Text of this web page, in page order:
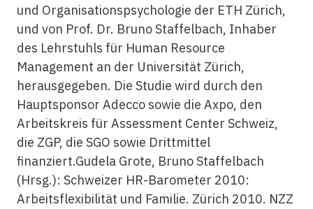
und Organisationspsychologie der ETH Zürich,
und von Prof. Dr. Bruno Staffelbach, Inhaber
des Lehrstuhls für Human Resource
Management an der Universität Zürich,
herausgegeben. Die Studie wird durch den
Hauptsponsor Adecco sowie die Axpo, den
Arbeitskreis für Assessment Center Schweiz,
die ZGP, die SGO sowie Drittmittel
finanziert.Gudela Grote, Bruno Staffelbach
(Hrsg.): Schweizer HR-Barometer 2010:
Arbeitsflexibilität und Familie. Zürich 2010. NZZ